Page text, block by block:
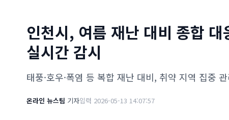
인천시, 여름 재난 대비 종합
실시간 감시
태풍·호우·폭염 등 복합 재난 대비, 취약 지역 집중
온라인 뉴스팀 기자입력 2026-05-13 14:07:57